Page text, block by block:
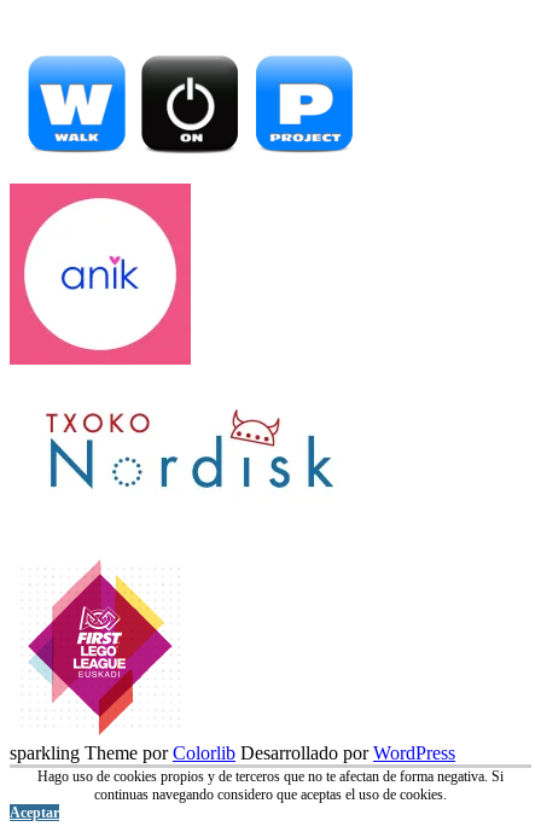
sparkling Theme porColorlib Desarrollado porWordPress
Hago uso de cookies propios y de terceros que no te afectan de forma negativa. Si
continuas navegando considero que aceptas el uso de cookies.
Aceptar